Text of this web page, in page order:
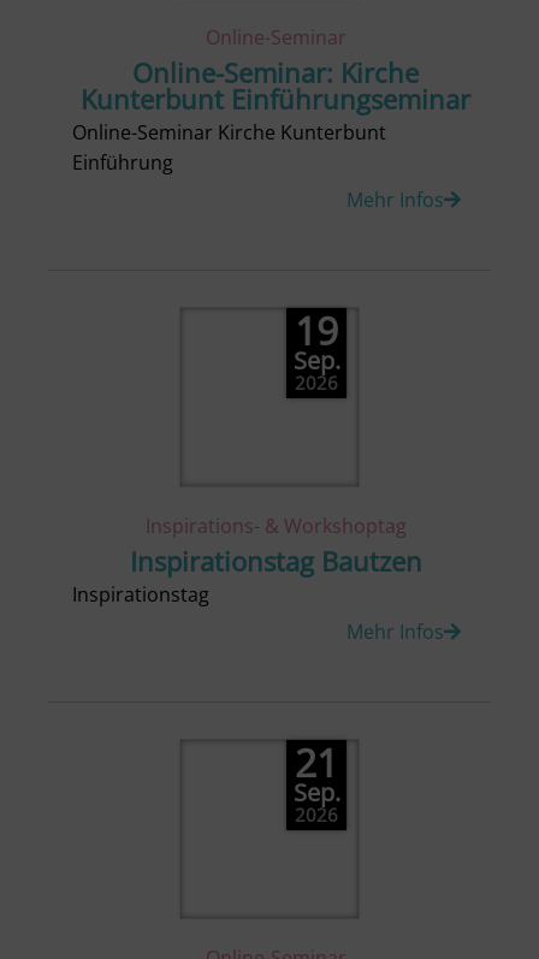
Online-Seminar
Online-Seminar: Kirche
Kunterbunt Einführungseminar
Online-Seminar Kirche Kunterbunt
Einführung
Mehr Infos
19
Sep.
2026
Inspirations- & Workshoptag
Inspirationstag Bautzen
Inspirationstag
Mehr Infos
21
Sep.
2026